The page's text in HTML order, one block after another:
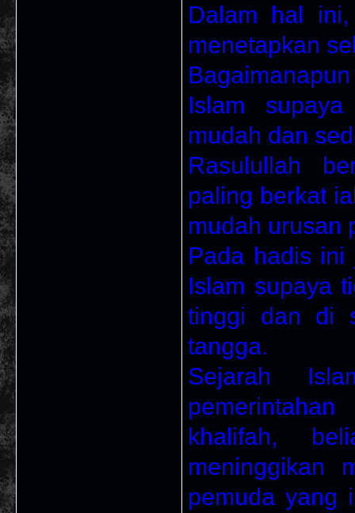
Dalam hal
menetapkan
Islam
mudah dan
Rasulullah
paling berkat
mudah urusan
Pada hadis ini
Islam supaya
tinggi dan di
tangga.
Sejarah
khalifah,
meninggikan
pemuda yang